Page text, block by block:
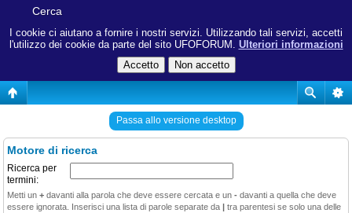
I cookie ci aiutano a fornire i nostri servizi. Utilizzando tali servizi, accetti
l'utilizzo dei cookie da parte del sito UFOFORUM. Ulteriori informazioni
Cerca
Passa allo versione desktop
Motore di ricerca
Ricerca per
termini:
Metti un + davanti alla parola che deve essere cercata e un - davanti a quella che deve
essere ignorata. Inserisci una lista di parole separate da | tra parentesi se solo una delle